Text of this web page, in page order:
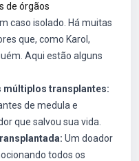
de órgãos
caso isolado. Há muitas
que, como Karol,
Aqui estão alguns
múltiplos transplantes:
de medula e
que salvou sua vida.
Um doador
todos os